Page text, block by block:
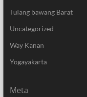
Tulang bawang Barat
Uncategorized
Way Kanan
Yogayakarta
Meta